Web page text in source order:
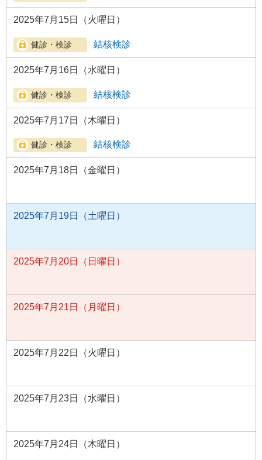
2025年7月15日（火曜日）
結核検診
2025年7月16日（水曜日）
結核検診
2025年7月17日（木曜日）
結核検診
2025年7月18日（金曜日）
2025年7月19日（土曜日）
2025年7月20日（日曜日）
2025年7月21日（月曜日）
2025年7月22日（火曜日）
2025年7月23日（水曜日）
2025年7月24日（木曜日）